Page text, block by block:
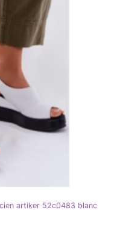
artiker 52c0483 blanc